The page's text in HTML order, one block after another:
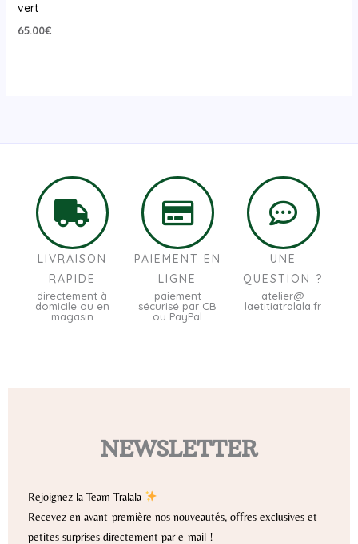
vert
65.00€
LIVRAISON
RAPIDE
directement à
domicile ou en
magasin
PAIEMENT EN
LIGNE
paiement
sécurisé par CB
ou PayPal
UNE
QUESTION ?
atelier@
laetitiatralala.fr
NEWSLETTER
Rejoignez la Team Tralala
Recevez en avant-première nos nouveautés, offres exclusives et
petites surprises directement par e-mail !